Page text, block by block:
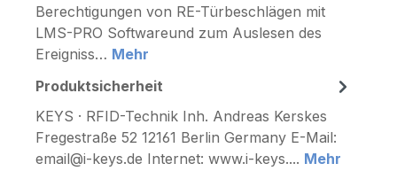
Berechtigungen von RE-Türbeschlägen mit
LMS-PRO Softwareund zum Auslesen des
Ereigniss… Mehr
Produktsicherheit
KEYS · RFID-Technik Inh. Andreas Kerskes
Fregestraße 52 12161 Berlin Germany E-Mail:
email@i-keys.de Internet: www.i-keys.... Mehr